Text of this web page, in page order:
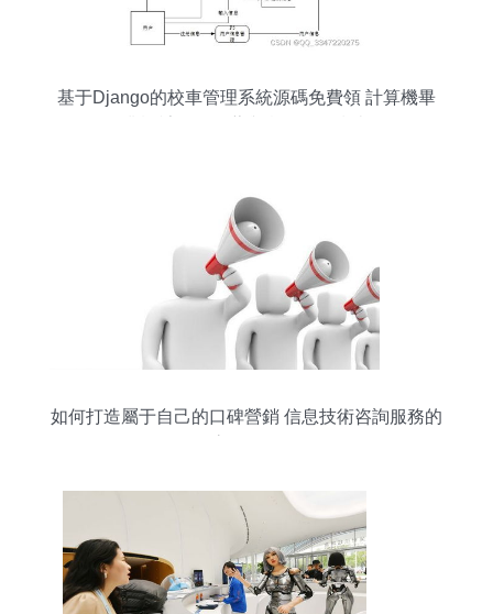
基于Django的校車管理系統源碼免費領 計算機畢
如何打造屬于自己的口碑營銷 信息技術咨詢服務的